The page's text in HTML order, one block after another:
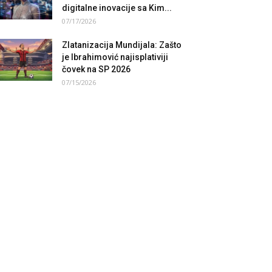
digitalne inovacije sa Kim...
07/17/2026
Zlatanizacija Mundijala: Zašto
je Ibrahimović najisplativiji
čovek na SP 2026
07/15/2026